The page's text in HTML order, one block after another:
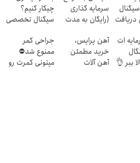
سرمایه گذاری
(رایگان به مدت
چیکار کنیم؟
سیگنال تخصصی
ات
ببر 👌
آهن پرایس،
خرید مطمئن
آهن آلات
جراحی کمر
ممنوع شد⛔
میتونی کمرت رو